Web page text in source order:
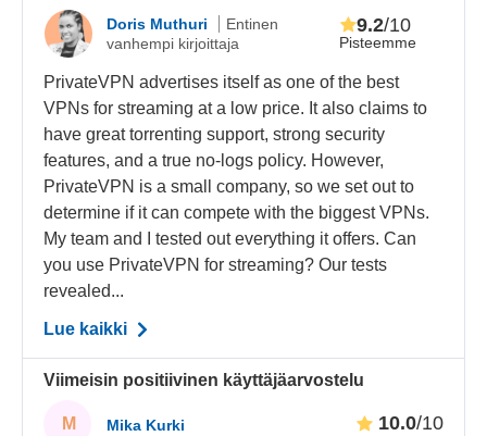
Doris Muthuri
Entinen
vanhempi kirjoittaja
Pisteemme
9.2/10
PrivateVPN advertises itself as one of the best
VPNs for streaming at a low price. It also claims to
have great torrenting support, strong security
features, and a true no-logs policy. However,
PrivateVPN is a small company, so we set out to
determine if it can compete with the biggest VPNs.
My team and I tested out everything it offers. Can
you use PrivateVPN for streaming? Our tests
revealed...
Lue kaikki
Viimeisin positiivinen käyttäjäarvostelu
M Mika Kurki 10.0/10